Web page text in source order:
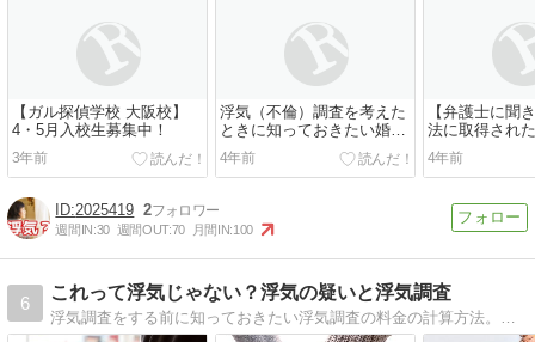
【ガル探偵学校 大阪校】
4・5月入校生募集中！
3年前
浮気（不倫）調査を考えた
ときに知っておきたい婚姻
費用（婚費）の計算方法に
ついてまとめてみました。
4年前
【弁護士に聞
法に取得され
気を証明する
すか？
4年前
2025419 2
週間IN:30 週間OUT:70 月間IN:100
6
これって浮気じゃない？浮気の疑いと浮気調査